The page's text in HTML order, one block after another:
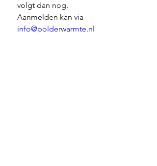
volgt dan nog.
Aanmelden kan via
info@polderwarmte.nl